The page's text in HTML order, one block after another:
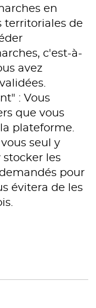
en
territoriales de
c'est-à-
avez
: Vous
que vous
plateforme.
seul y
stocker les
pour
évitera de les